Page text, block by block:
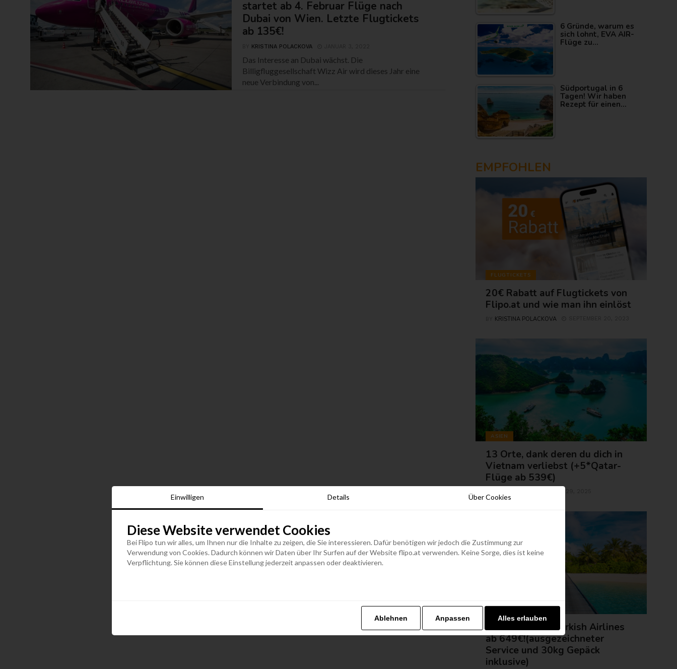
startet ab 4. Februar Flüge nach
Dubai von Wien. Letzte Flugtickets
ab 135€!
KRISTINA POLACKOVA
Das Interesse an Dubai wächst. Die
Billigfluggesellschaft Wizz Air wird dieses Jahr eine
neue Verbindung von...
6 Gründe, warum es
sich lohnt, EVA AIR-
Flüge zu…
Südportugal in 6
Tagen! Wir haben
Rezept für einen…
EMPFOHLEN
FLUGTICKETS
20€ Rabatt auf Flugtickets von
Flipo.at und wie man ihn einlöst
KRISTINA POLACKOVA
ASIEN
13 Orte, dank deren du dich in
Vietnam verliebst (+5*Qatar-
Flüge ab 539€)
FLUGTICKETS
Malediven mit Turkish Airlines
ab 649€!(ausgezeichneter
Service und 30kg Gepäck
inklusive)
Einwilligen Details Über Cookies
Diese Website verwendet Cookies
Bei Flipo tun wir alles, um Ihnen nur die Inhalte zu zeigen, die Sie interessieren. Dafür benötigen wir jedoch die Zustimmung zur
Verwendung von Cookies. Dadurch können wir Daten über Ihr Surfen auf der Website flipo.at verwenden. Keine Sorge, dies ist keine
Verpflichtung. Sie können diese Einstellung jederzeit anpassen oder deaktivieren.
Ablehnen Anpassen Alles erlauben